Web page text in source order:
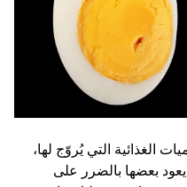
الغذائية التي يُروّج لها،
بعضها بالضرر على